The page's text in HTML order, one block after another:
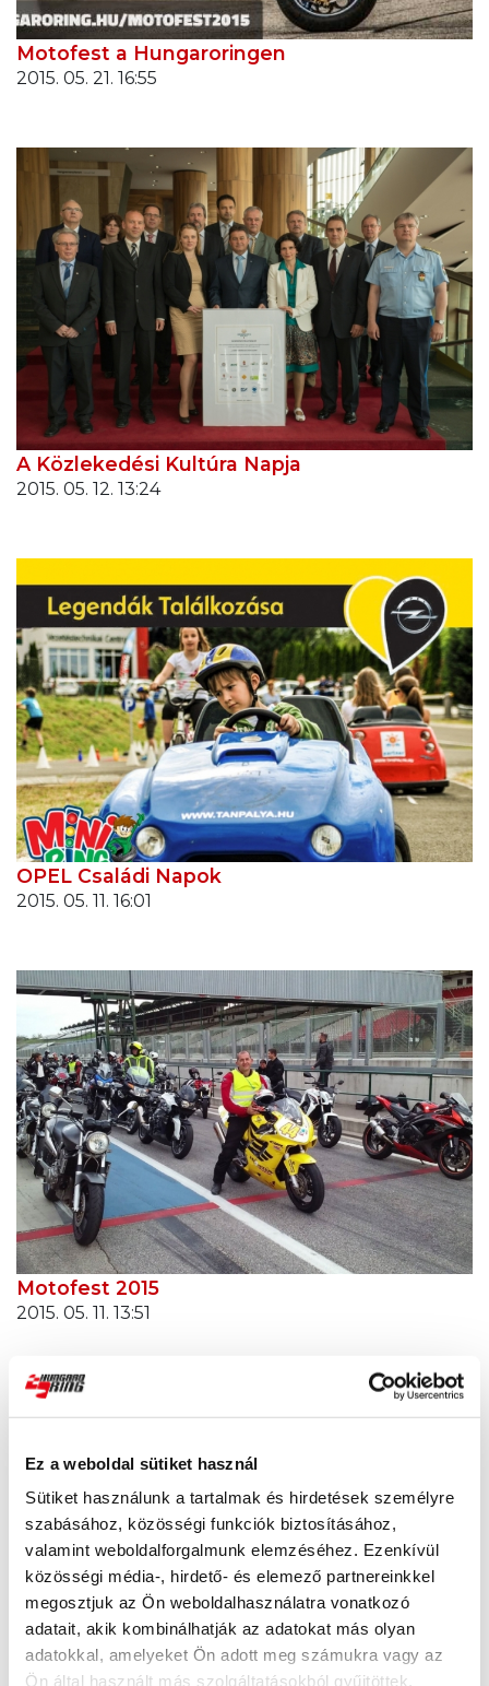
Ez a weboldal sütiket használ
Sütiket használunk a tartalmak és hirdetések személyre
szabásához, közösségi funkciók biztosításához,
valamint weboldalforgalmunk elemzéséhez. Ezenkívül
közösségi média-, hirdető- és elemező partnereinkkel
megosztjuk az Ön weboldalhasználatra vonatkozó
adatait, akik kombinálhatják az adatokat más olyan
adatokkal, amelyeket Ön adott meg számukra vagy az
Ön által használt más szolgáltatásokból gyűjtöttek.
Motofest a Hungaroringen
2015. 05. 21. 16:55
A Közlekedési Kultúra Napja
2015. 05. 12. 13:24
OPEL Családi Napok
2015. 05. 11. 16:01
Motofest 2015
2015. 05. 11. 13:51